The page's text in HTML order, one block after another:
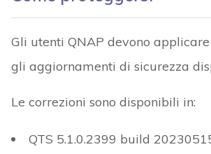
Gli utenti QNAP devono
gli aggiornamenti di sicurezza
Le correzioni sono disponibili in:
QTS 5.1.0.2399 build